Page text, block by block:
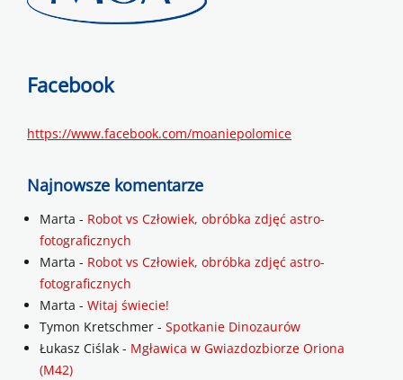
Facebook
https://www.facebook.com/moaniepolomice
Najnowsze komentarze
Marta - Robot vs Człowiek, obróbka zdjęć astro-
fotograficznych
Marta - Robot vs Człowiek, obróbka zdjęć astro-
fotograficznych
Marta - Witaj świecie!
Tymon Kretschmer - Spotkanie Dinozaurów
Łukasz Ciślak - Mgławica w Gwiazdozbiorze Oriona
(M42)